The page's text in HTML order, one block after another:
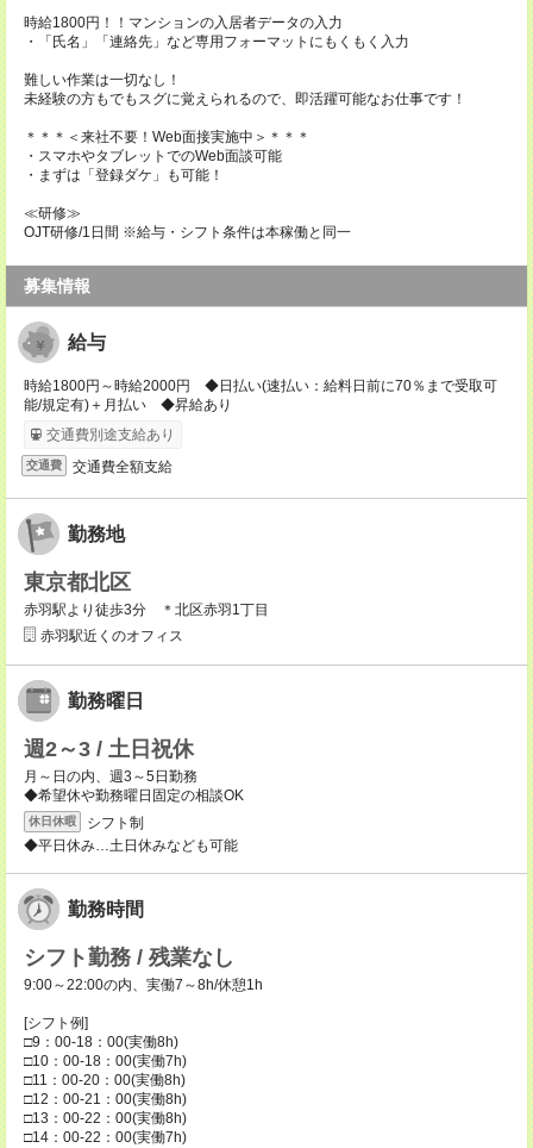
時給1800円！！マンションの入居者データの入力
・「氏名」「連絡先」など専用フォーマットにもくもく入力
難しい作業は一切なし！
未経験の方もでもスグに覚えられるので、即活躍可能なお仕事です！
＊＊＊＜来社不要！Web面接実施中＞＊＊＊
・スマホやタブレットでのWeb面談可能
・まずは「登録ダケ」も可能！
≪研修≫
OJT研修/1日間 ※給与・シフト条件は本稼働と同一
募集情報
給与
時給1800円～時給2000円 ◆日払い(速払い：給料日前に70％まで受取可
能/規定有)＋月払い ◆昇給あり
交通費別途支給あり
交通費 交通費全額支給
勤務地
東京都北区
赤羽駅より徒歩3分 ＊北区赤羽1丁目
赤羽駅近くのオフィス
勤務曜日
週2～3 / 土日祝休
月～日の内、週3～5日勤務
◆希望休や勤務曜日固定の相談OK
休日休暇
シフト制
◆平日休み…土日休みなども可能
勤務時間
シフト勤務 / 残業なし
9:00～22:00の内、実働7～8h/休憩1h
[シフト例]
□9：00-18：00(実働8h)
□10：00-18：00(実働7h)
□11：00-20：00(実働8h)
□12：00-21：00(実働8h)
□13：00-22：00(実働8h)
□14：00-22：00(実働7h)